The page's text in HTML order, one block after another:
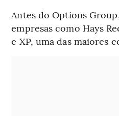
Antes do Options
empresas como Hays
e XP, uma das maiores